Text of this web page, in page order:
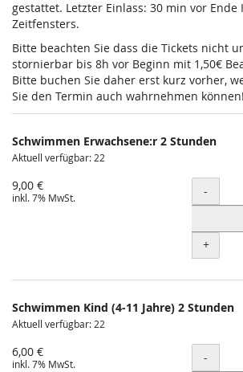
gestattet. Letzter Einlass: 30 min vor
Zeitfensters.
Bitte beachten Sie dass die Tickets nicht
stornierbar bis 8h vor Beginn mit 1,50€
Bitte buchen Sie daher erst kurz vorher,
Sie den Termin auch wahrnehmen
Schwimmen Erwachsene:r 2 Stunden
Aktuell verfügbar: 22
9,00 €
inkl. 7% MwSt. Menge
-
+
Schwimmen Kind (4-11 Jahre) 2 Stunden
Aktuell verfügbar: 22
6,00 €
inkl. 7% MwSt. Menge
-